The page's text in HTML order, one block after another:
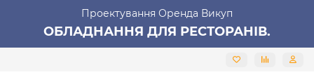
Проектування Оренда Викуп
ОБЛАДНАННЯ ДЛЯ РЕСТОРАНІВ.